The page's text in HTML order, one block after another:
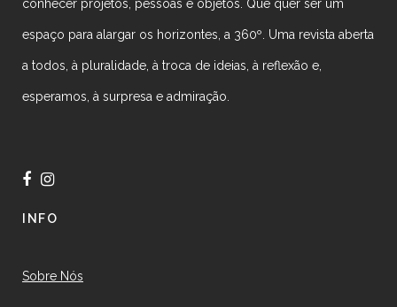
conhecer projetos, pessoas e objetos. Que quer ser um
espaço para alargar os horizontes, a 360º. Uma revista aberta
a todos, à pluralidade, à troca de ideias, à reflexão e,
esperamos, à surpresa e admiração.
INFO
Sobre Nós